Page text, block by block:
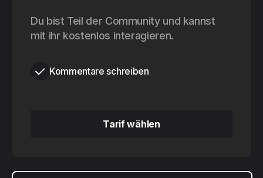
0 pro Jahr
Du bist Teil der Community und kannst
mit ihr kostenlos interagieren.
Kommentare schreiben
Tarif wählen